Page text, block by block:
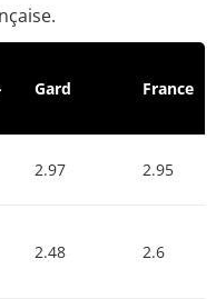
Gard France
2.97 2.95
2.48 2.6